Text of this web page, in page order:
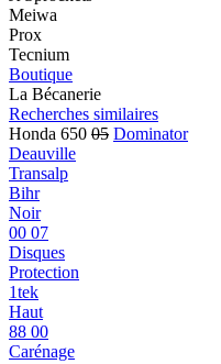
Meiwa
Prox
Tecnium
Boutique
La Bécanerie
Recherches similaires
Honda 650 05 Dominator
Deauville
Transalp
Bihr
Noir
00 07
Disques
Protection
1tek
Haut
88 00
Carénage